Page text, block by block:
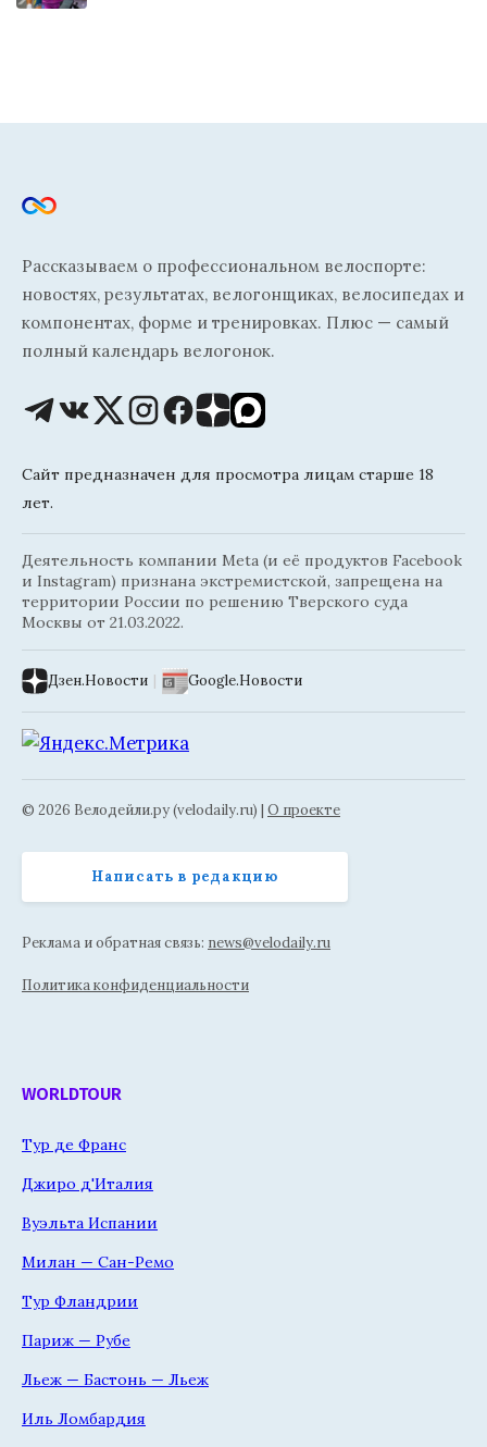
Рассказываем о профессиональном велоспорте:
новостях, результатах, велогонщиках, велосипедах и
компонентах, форме и тренировках. Плюс — самый
полный календарь велогонок.
Сайт предназначен для просмотра лицам старше 18
лет.
Деятельность компании Meta (и её продуктов Facebook
и Instagram) признана экстремистской, запрещена на
территории России по решению Тверского суда
Москвы от 21.03.2022.
Дзен.Новости | Google.Новости
© 2026 Велодейли.ру (velodaily.ru) | О проекте
Написать в редакцию
Реклама и обратная связь: news@velodaily.ru
Политика конфиденциальности
WORLDTOUR
Тур де Франс
Джиро д'Италия
Вуэльта Испании
Милан — Сан-Ремо
Тур Фландрии
Париж — Рубе
Льеж — Бастонь — Льеж
Иль Ломбардия